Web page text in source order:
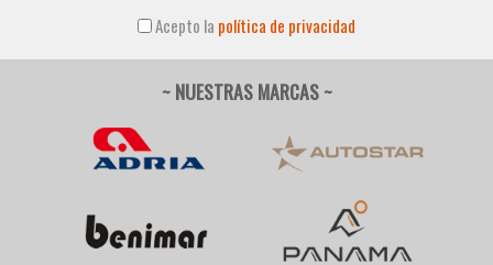
Acepto la política de privacidad
~ NUESTRAS MARCAS ~